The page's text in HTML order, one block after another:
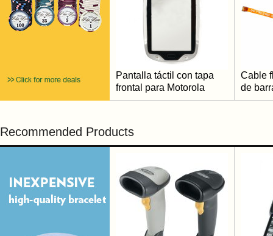
Pantalla táctil con tapa
frontal para Motorola
Symbol Zebra TC8000
Cable
de
Recommended Products